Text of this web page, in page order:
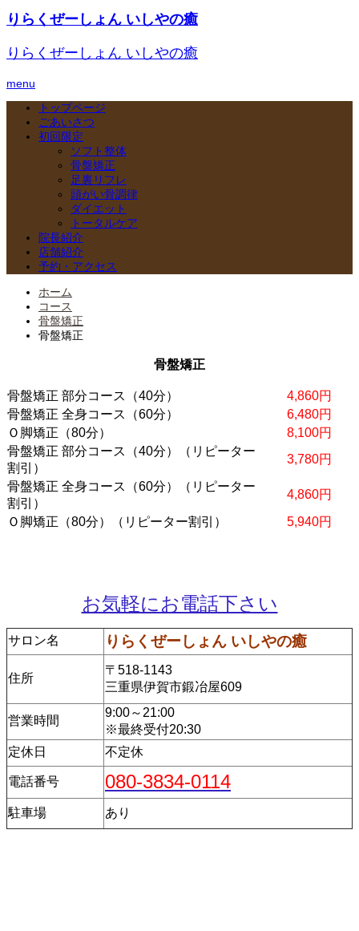
りらくぜーしょん いしやの癒
りらくぜーしょん いしやの癒
menu
トップページ
ごあいさつ
初回限定
ソフト整体
骨盤矯正
足裏リフレ
頭がい骨調律
ダイエット
トータルケア
院長紹介
店舗紹介
予約・アクセス
ホーム
コース
骨盤矯正
骨盤矯正
骨盤矯正
骨盤矯正 部分コース（40分）
4,860円
骨盤矯正 全身コース（60分）
6,480円
Ｏ脚矯正（80分）
8,100円
骨盤矯正 部分コース（40分）（リピーター
割引）
3,780円
骨盤矯正 全身コース（60分）（リピーター
割引）
4,860円
Ｏ脚矯正（80分）（リピーター割引）
5,940円
お気軽にお電話下さい
サロン名 りらくぜーしょん いしやの癒
住所
〒518-1143
三重県伊賀市鍛冶屋609
営業時間
9:00～21:00
※最終受付20:30
定休日
不定休
電話番号 080-3834-0114
駐車場 あり